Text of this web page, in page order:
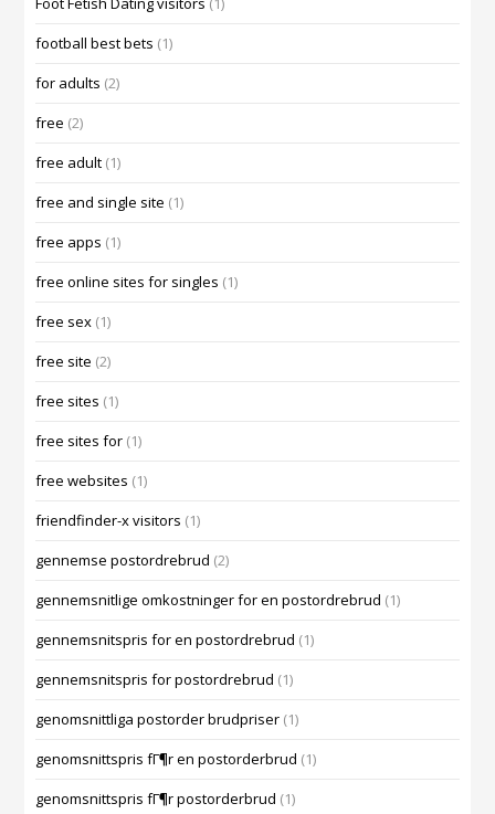
football best bets (1)
for adults (2)
free (2)
free adult (1)
free and single site (1)
free apps (1)
free online sites for singles (1)
free sex (1)
free site (2)
free sites (1)
free sites for (1)
free websites (1)
friendfinder-x visitors (1)
gennemse postordrebrud (2)
gennemsnitlige omkostninger for en postordrebrud (1)
gennemsnitspris for en postordrebrud (1)
gennemsnitspris for postordrebrud (1)
genomsnittliga postorder brudpriser (1)
genomsnittspris fГ¶r en postorderbrud (1)
genomsnittspris fГ¶r postorderbrud (1)